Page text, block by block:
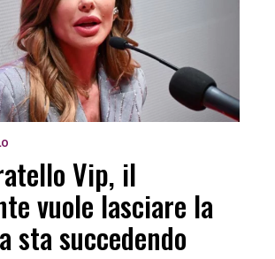
Vip, il
vuole lasciare la
sta succedendo